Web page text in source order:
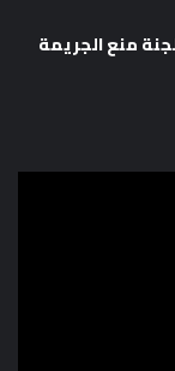
العدل تشارك في أعمال الدورة الـ35 للجنة منع الجريمة